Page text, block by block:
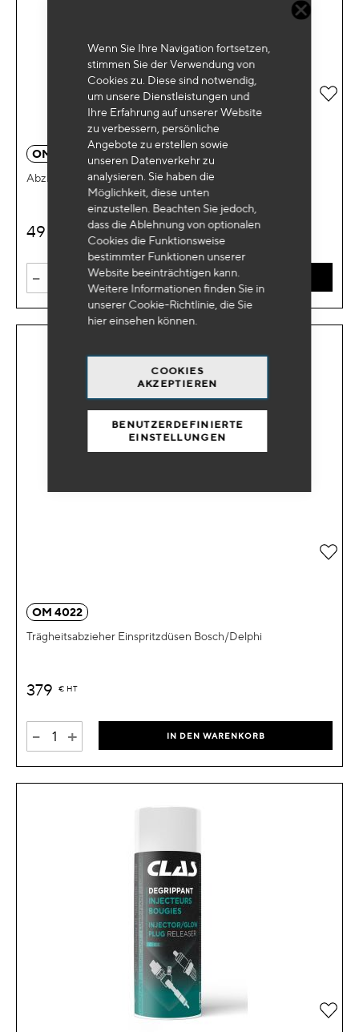
Wenn Sie Ihre Navigation fortsetzen,
stimmen Sie der Verwendung von
Cookies zu. Diese sind notwendig,
um unsere Dienstleistungen und
Ihre Erfahrung auf unserer Website
zu verbessern, persönliche
Angebote zu erstellen sowie
unseren Datenverkehr zu
analysieren. Sie haben die
Möglichkeit, diese unten
einzustellen. Beachten Sie jedoch,
dass die Ablehnung von optionalen
Cookies die Funktionsweise
bestimmter Funktionen unserer
Website beeinträchtigen kann.
Weitere Informationen finden Sie in
unserer Cookie-Richtlinie, die Sie
hiereinsehen können.
COOKIES
AKZEPTIEREN
BENUTZERDEFINIERTE
EINSTELLUNGEN
OM 9280
Abzieher für Einspritzdichtungen
49
- IN DEN WARENKORB
Zur
OM 4022
Trägheitsabzieher Einspritzdüsen Bosch/Delphi
379 € HT
- + IN DEN WARENKORB
Zur
Zur